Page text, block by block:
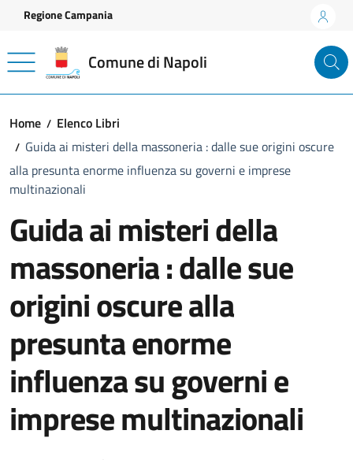
Vai ai contenuti
Vai al footer
Regione Campania
Comune di Napoli
Home
Elenco Libri
Guida ai misteri della massoneria : dalle sue origini oscure
alla presunta enorme influenza su governi e imprese
multinazionali
Guida ai misteri della
massoneria : dalle sue
origini oscure alla
presunta enorme
influenza su governi e
imprese multinazionali